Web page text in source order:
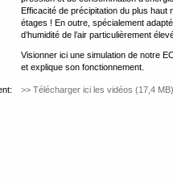
Efficacité de précipitation du plus haut
étages ! En outre, spécialement
d’humidité de l’air particulièrement
Visionner ici une simulation de notre
et explique son fonctionnement.
>> Télécharger ici les vidéos (17,4 MB)